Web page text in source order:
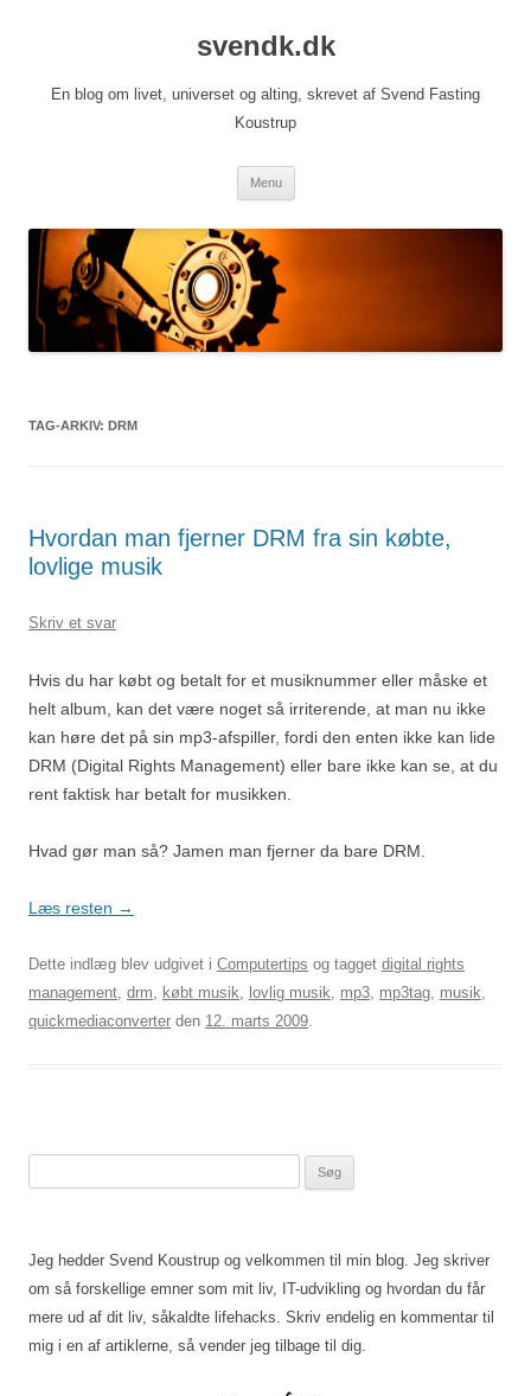
svendk.dk
En blog om livet, universet og alting, skrevet af Svend Fasting
Koustrup
Menu
TAG-ARKIV: DRM
Hvordan man fjerner DRM fra sin købte,
lovlige musik
Skriv et svar
Hvis du har købt og betalt for et musiknummer eller måske et
helt album, kan det være noget så irriterende, at man nu ikke
kan høre det på sin mp3-afspiller, fordi den enten ikke kan lide
DRM (Digital Rights Management) eller bare ikke kan se, at du
rent faktisk har betalt for musikken.
Hvad gør man så? Jamen man fjerner da bare DRM.
Læs resten →
Dette indlæg blev udgivet i Computertips og tagget digital rights
management drm købt musik lovlig musik mp3 mp3tag musik
quickmediaconverter den 12. marts 2009
Jeg hedder Svend Koustrup og velkommen til min blog. Jeg skriver
om så forskellige emner som mit liv, IT-udvikling og hvordan du får
mere ud af dit liv, såkaldte lifehacks. Skriv endelig en kommentar til
mig i en af artiklerne, så vender jeg tilbage til dig.